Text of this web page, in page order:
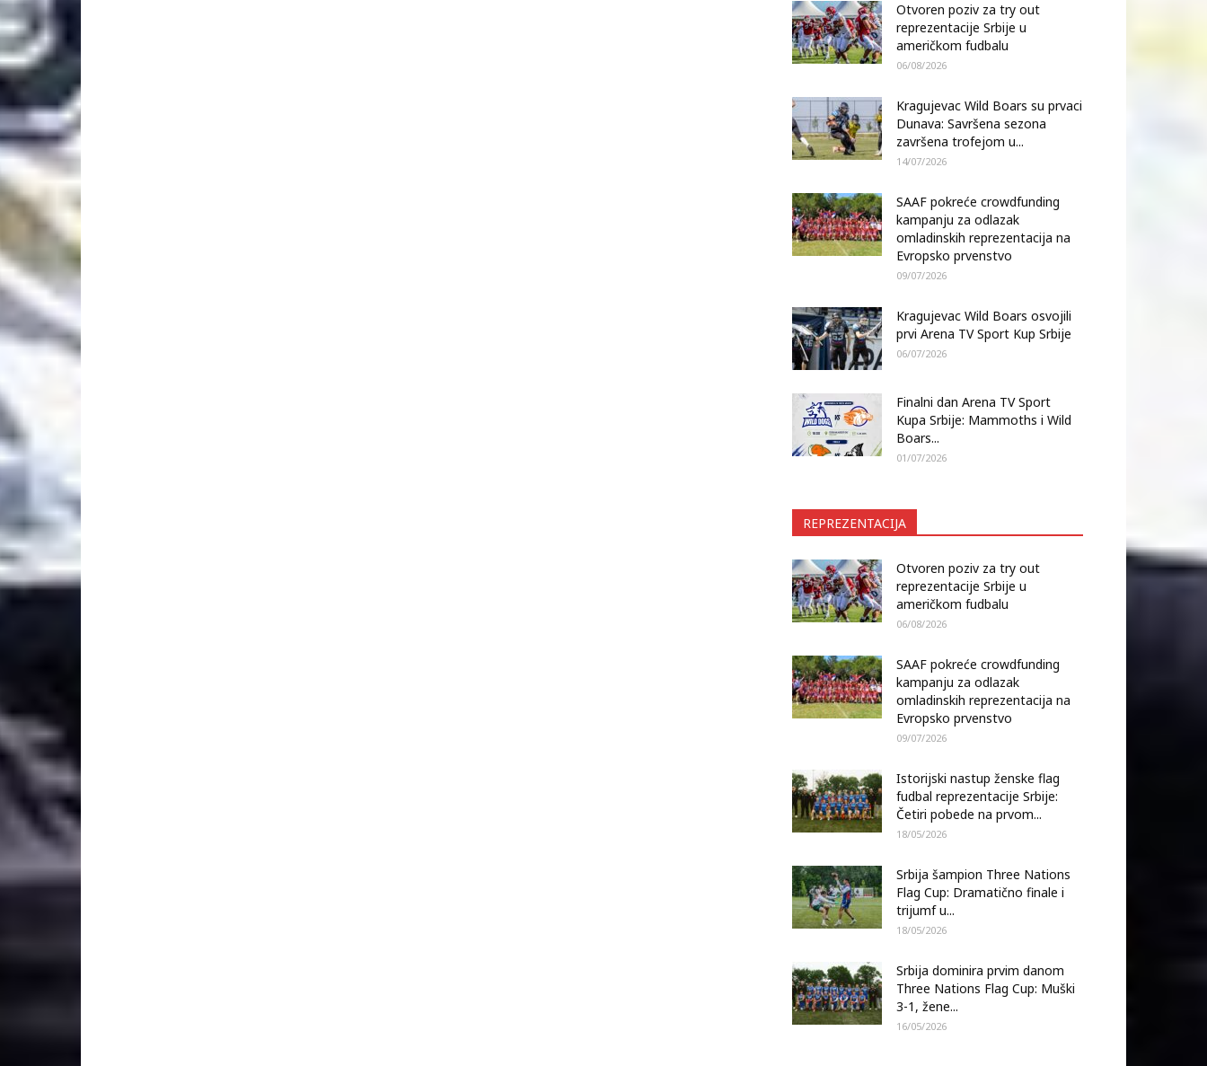
Otvoren poziv za try out
reprezentacije Srbije u
američkom fudbalu
06/08/2026
Kragujevac Wild Boars su prvaci
Dunava: Savršena sezona
završena trofejom u...
14/07/2026
SAAF pokreće crowdfunding
kampanju za odlazak
omladinskih reprezentacija na
Evropsko prvenstvo
09/07/2026
Kragujevac Wild Boars osvojili
prvi Arena TV Sport Kup Srbije
06/07/2026
Finalni dan Arena TV Sport
Kupa Srbije: Mammoths i Wild
Boars...
01/07/2026
REPREZENTACIJA
Otvoren poziv za try out
reprezentacije Srbije u
američkom fudbalu
06/08/2026
SAAF pokreće crowdfunding
kampanju za odlazak
omladinskih reprezentacija na
Evropsko prvenstvo
09/07/2026
Istorijski nastup ženske flag
fudbal reprezentacije Srbije:
Četiri pobede na prvom...
18/05/2026
Srbija šampion Three Nations
Flag Cup: Dramatično finale i
trijumf u...
18/05/2026
Srbija dominira prvim danom
Three Nations Flag Cup: Muški
3-1, žene...
16/05/2026